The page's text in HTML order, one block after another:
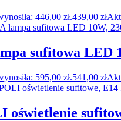
446,00 zł.439,00 zł
sufitowa LED
595,00 zł.541,00 zł
oświetlenie